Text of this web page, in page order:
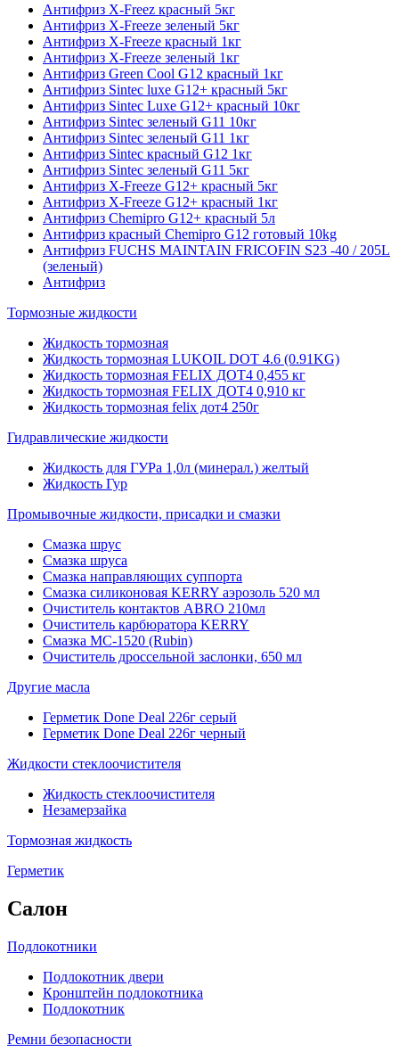
Антифриз X-Freez красный 5кг
Антифриз X-Freeze зеленый 5кг
Антифриз X-Freeze красный 1кг
Антифриз X-Freeze зеленый 1кг
Антифриз Green Cool G12 красный 1кг
Антифриз Sintec luxe G12+ красный 5кг
Антифриз Sintec Luxe G12+ красный 10кг
Антифриз Sintec зеленый G11 10кг
Антифриз Sintec зеленый G11 1кг
Антифриз Sintec красный G12 1кг
Антифриз Sintec зеленый G11 5кг
Антифриз X-Freeze G12+ красный 5кг
Антифриз X-Freeze G12+ красный 1кг
Антифриз Chemipro G12+ красный 5л
Антифриз красный Chemipro G12 готовый 10kg
Антифриз FUCHS MAINTAIN FRICOFIN S23 -40 / 205L
(зеленый)
Антифриз
Тормозные жидкости
Жидкость тормозная
Жидкость тормозная LUKOIL DOT 4.6 (0.91KG)
Жидкость тормозная FELIX ДОТ4 0,455 кг
Жидкость тормозная FELIX ДОТ4 0,910 кг
Жидкость тормозная felix дот4 250г
Гидравлические жидкости
Жидкость для ГУРа 1,0л (минерал.) желтый
Жидкость Гур
Промывочные жидкости, присадки и смазки
Смазка шрус
Смазка шруса
Смазка направляющих суппорта
Смазка силиконовая KERRY аэрозоль 520 мл
Очиститель контактов ABRO 210мл
Очиститель карбюратора KERRY
Смазка МС-1520 (Rubin)
Очиститель дроссельной заслонки, 650 мл
Другие масла
Герметик Done Deal 226г серый
Герметик Done Deal 226г черный
Жидкости стеклоочистителя
Жидкость стеклоочистителя
Незамерзайка
Тормозная жидкость
Герметик
Салон
Подлокотники
Подлокотник двери
Кронштейн подлокотника
Подлокотник
Ремни безопасности